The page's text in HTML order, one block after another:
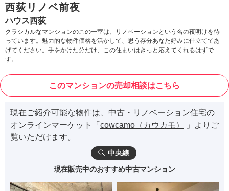
西荻リノベ前夜
ハウス西荻
クラシカルなマンションのこの一室は、リノベーションという名の夜明けを待
っています。魅力的な物件価格を活かして、思う存分あなた好みに仕立ててあ
げてください。手をかけた分だけ、この住まいはきっと応えてくれるはずで
す。
このマンションの売却相談はこちら
現在ご紹介可能な物件は、中古・リノベーション住宅の
オンラインマーケット「 cowcamo（カウカモ）
」よりご
覧いただけます。
中央線
現在販売中のおすすめ中古マンション